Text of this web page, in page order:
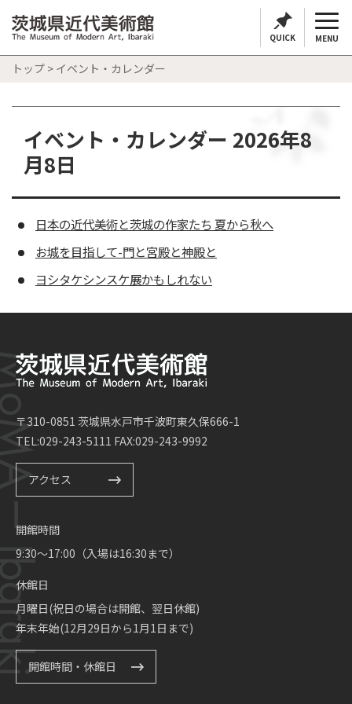
QUICK MENU
トップ > イベント・カレンダー
イベント・カレンダー 2026年8
月8日
日本の近代美術と茨城の作家たち 夏から秋へ
お城を目指して-門と宮殿と神殿と
ヨシタケシンスケ展かもしれない
〒310-0851 茨城県水戸市千波町東久保666-1
TEL:029-243-5111 FAX:029-243-9992
アクセス
開館時間
9:30～17:00（入場は16:30まで）
休館日
月曜日(祝日の場合は開館、翌日休館)
年末年始(12月29日から1月1日まで)
開館時間・休館日